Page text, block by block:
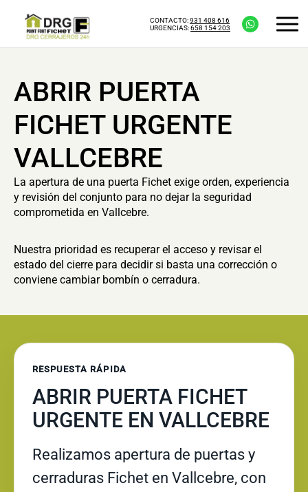
CONTACTO:931 408 616
URGENCIAS:658 154 203
ABRIR PUERTA
FICHET URGENTE
VALLCEBRE
La apertura de una puerta Fichet exige orden, experiencia
y revisión del conjunto para no dejar la seguridad
comprometida en Vallcebre.
Nuestra prioridad es recuperar el acceso y revisar el
estado del cierre para decidir si basta una corrección o
conviene cambiar bombín o cerradura.
RESPUESTA RÁPIDA
ABRIR PUERTA FICHET
URGENTE EN VALLCEBRE
Realizamos apertura de puertas y
cerraduras Fichet en Vallcebre, con